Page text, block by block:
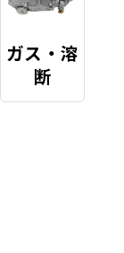
ガス・溶
断